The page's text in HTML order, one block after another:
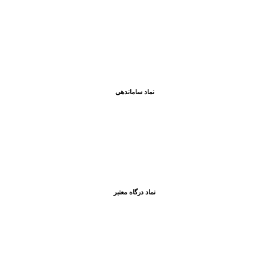
نماد ساماندهی
نماد درگاه معتبر